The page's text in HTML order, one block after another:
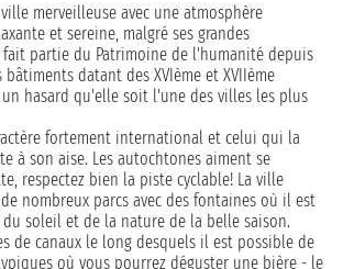
merveilleuse avec une atmosphère
et sereine, malgré ses grandes
partie du Patrimoine de l'humanité depuis
bâtiments datant des XVIème et XVIIème
un hasard qu'elle soit l'une des villes les plus
fortement international et celui qui la
à son aise. Les autochtones aiment se
respectez bien la piste cyclable! La ville
nombreux parcs avec des fontaines où il est
soleil et de la nature de la belle saison.
de canaux le long desquels il est possible de
où vous pourrez déguster une bière - le